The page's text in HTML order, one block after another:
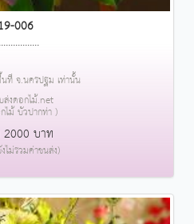
006
นที่ จ.นครปฐม เท่านั้น
ส่งดอกไม้.net
ไม้ บัวปากท่า )
2000 บาท
ไม่รวมค่าขนส่ง)